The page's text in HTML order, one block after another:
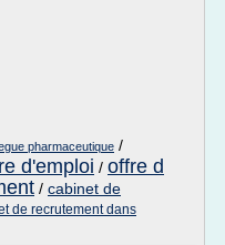
pharmaceutique /
d'emploi / offre d
/ cabinet de
de recrutement dans